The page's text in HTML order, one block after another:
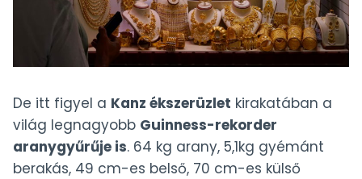
De itt figyel a Kanz ékszerüzlet kirakatában a
világ legnagyobb Guinness-rekorder
aranygyűrűje is. 64 kg arany, 5,1kg gyémánt
berakás, 49 cm-es belső, 70 cm-es külső